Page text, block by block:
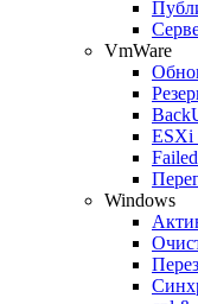
VmWare
ESXi
Windows